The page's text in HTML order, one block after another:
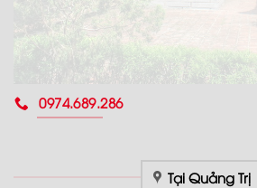
0974.689.286
Tại Quảng Trị